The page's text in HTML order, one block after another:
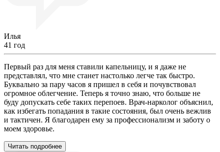
Илья
41 год
Первый раз для меня ставили капельницу, и я даже не
представлял, что мне станет настолько легче так быстро.
Буквально за пару часов я пришел в себя и почувствовал
огромное облегчение. Теперь я точно знаю, что больше не
буду допускать себе таких перепоев. Врач-нарколог объяснил,
как избегать попадания в такие состояния, был очень вежлив
и тактичен. Я благодарен ему за профессионализм и заботу о
моем здоровье.
Читать подробнее